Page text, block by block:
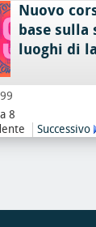
Nuovo
base sulla
luoghi di
8
Successivo